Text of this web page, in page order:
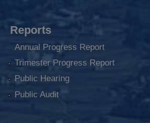
Reports
Annual Progress Report
Trimester Progress Report
Public Hearing
Public Audit